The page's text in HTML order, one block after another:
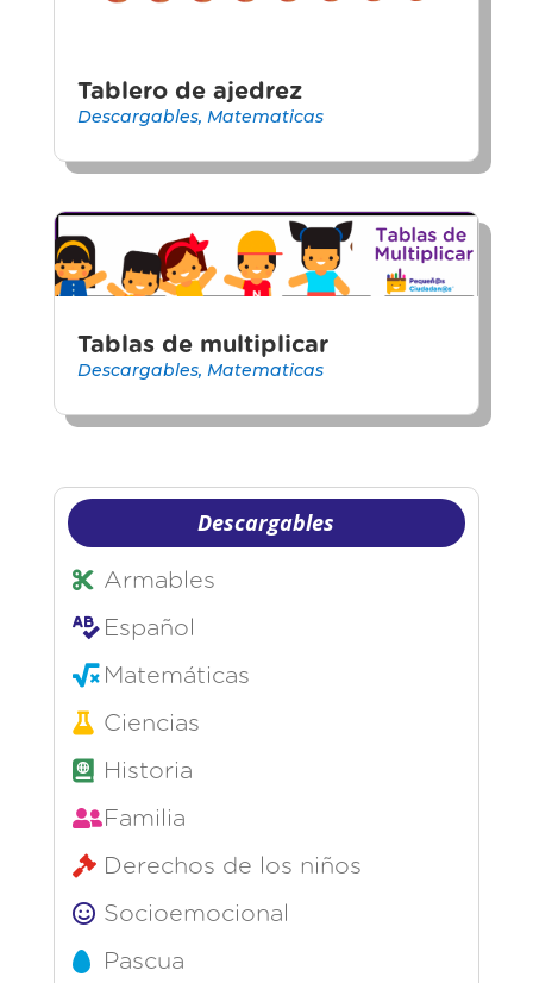
Tablero de ajedrez
Descargables, Matematicas
Tablas de multiplicar
Descargables, Matematicas
Descargables
Armables
Español
Matemáticas
Ciencias
Historia
Familia
Derechos de los niños
Socioemocional
Pascua